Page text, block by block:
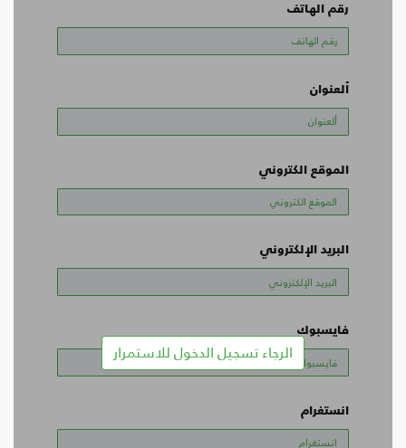
رقم الهاتف
ألعنوان
الموقع الكتروني
البريد الإلكتروني
فايسبوك
انستغرام
الرجاء تسجيل الدخول للاستمرار